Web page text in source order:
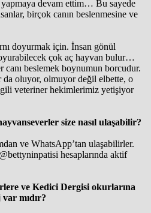
devam ettim… Bu sayede
birçok canın beslenmesine ve
doyurmak için. İnsan gönül
çok aç hayvan bulur…
canı beslemek boynumun borcudur.
oluyor, olmuyor değil elbette, o
veteriner hekimlerimiz yetişiyor
size nasıl ulaşabilir?
ve WhatsApp’tan ulaşabilirler.
hesaplarında aktif
ve Kedici Dergisi okurlarına
mıdır?